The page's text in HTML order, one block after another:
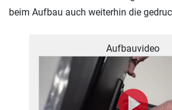
beim Aufbau auch weiterhin die
Aufbauvideo